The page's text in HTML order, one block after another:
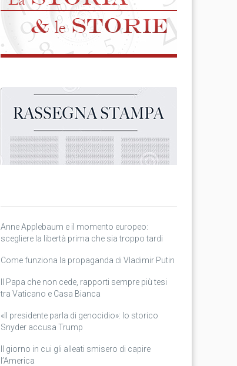
Anne Applebaum e il momento europeo:
scegliere la libertà prima che sia troppo tardi
Come funziona la propaganda di Vladimir Putin
Il Papa che non cede, rapporti sempre più tesi
tra Vaticano e Casa Bianca
«Il presidente parla di genocidio»: lo storico
Snyder accusa Trump
Il giorno in cui gli alleati smisero di capire
l’America